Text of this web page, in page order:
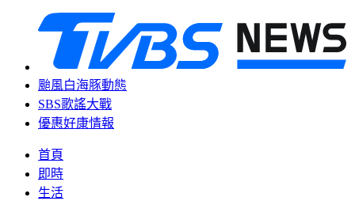
颱風白海豚動態
SBS歌謠大戰
優惠好康情報
首頁
即時
生活